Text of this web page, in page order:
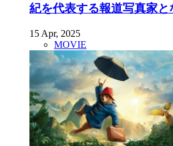
紀を代表する報道写真家と
15 Apr, 2025
MOVIE